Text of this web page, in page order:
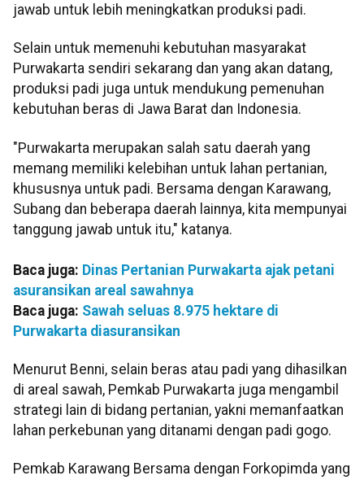
jawab untuk lebih meningkatkan produksi padi.
Selain untuk memenuhi kebutuhan masyarakat
Purwakarta sendiri sekarang dan yang akan datang,
produksi padi juga untuk mendukung pemenuhan
kebutuhan beras di Jawa Barat dan Indonesia.
"Purwakarta merupakan salah satu daerah yang
memang memiliki kelebihan untuk lahan pertanian,
khususnya untuk padi. Bersama dengan Karawang,
Subang dan beberapa daerah lainnya, kita mempunyai
tanggung jawab untuk itu," katanya.
Baca juga: Dinas Pertanian Purwakarta ajak petani
asuransikan areal sawahnya
Baca juga: Sawah seluas 8.975 hektare di
Purwakarta diasuransikan
Menurut Benni, selain beras atau padi yang dihasilkan
di areal sawah, Pemkab Purwakarta juga mengambil
strategi lain di bidang pertanian, yakni memanfaatkan
lahan perkebunan yang ditanami dengan padi gogo.
Pemkab Karawang Bersama dengan Forkopimda yang